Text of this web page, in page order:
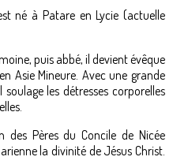
né à Patare en Lycie (actuelle
puis abbé, il devient évêque
Asie Mineure. Avec une grande
soulage les détresses corporelles
des Pères du Concile de Nicée
la divinité de Jésus Christ.